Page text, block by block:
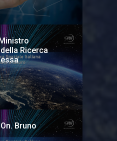
Ricerca
Bruno